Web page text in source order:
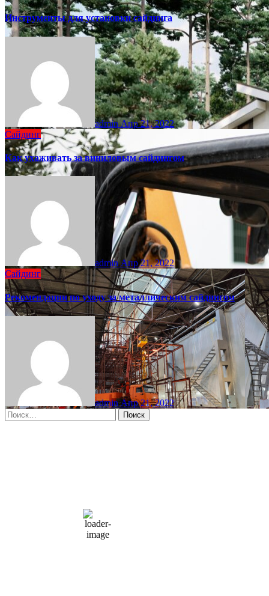
Инструменты для установки сайдинга
adminАпр 21, 2022
Сайдинг
Как ухаживать за виниловым сайдингом
adminАпр 21, 2022
Сайдинг
Рекомендации по уходу за металлическим сайдингом
adminАпр 21, 2022
Найти:
66 %
1004 мб
10 mph